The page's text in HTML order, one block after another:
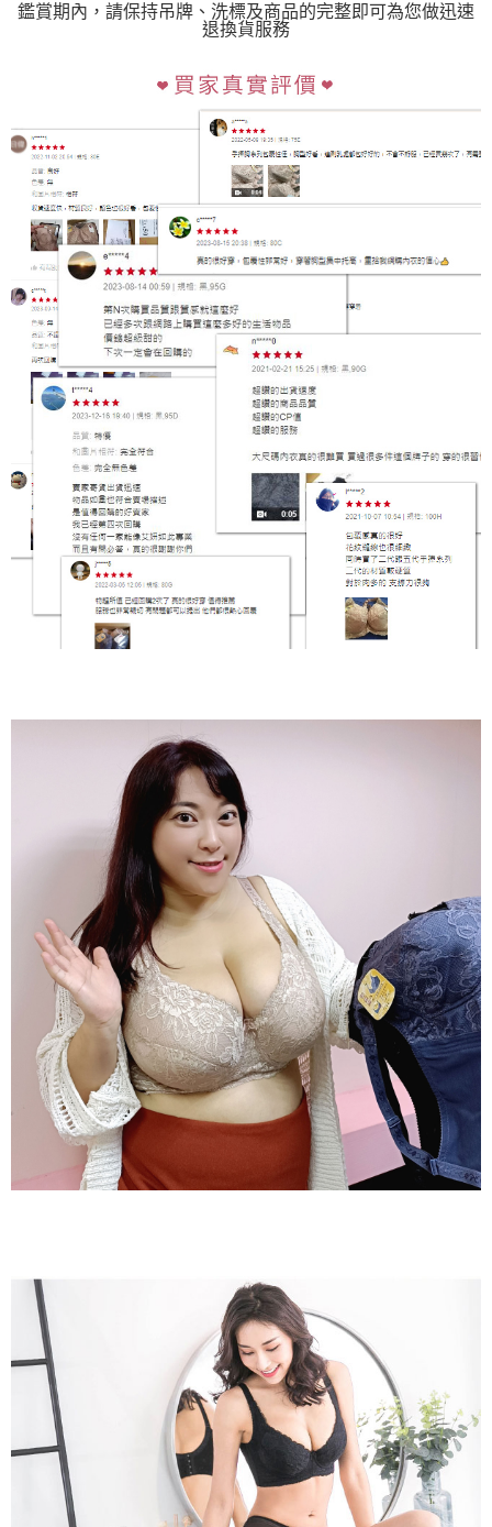
鑑賞期內，請保持吊牌、洗標及商品的完整即可為您做迅速
退換貨服務